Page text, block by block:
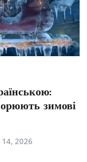
зимові
2026